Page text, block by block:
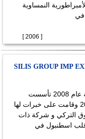
النمساوية
في
[ 2006 ]
SILIS GROUP IMP
تتأسست الشركة عام 2008 تأسست
الشركة عام 2008 وقامت على خبرات لها
التركي و شركة ذات